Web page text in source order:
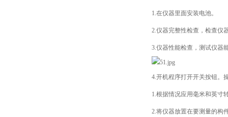
1.在仪器里面安装电池。
2.仪器完整性检查，检查仪
3.仪器性能检查，测试仪器
4.开机程序打开开关按钮。
1.根据情况应用毫米和英寸
2.将仪器放置在要测量的构